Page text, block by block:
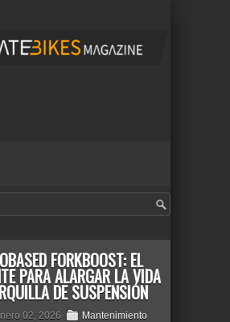
FORKBOOST: EL
PARA ALARGAR LA VIDA
DE SUSPENSIÓN
02, 2026
Mantenimiento